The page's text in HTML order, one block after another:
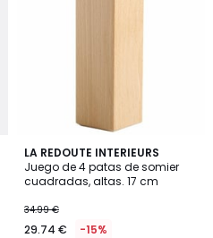
LA REDOUTE INTERIEURS
Juego de 4 patas de somier
cuadradas, altas. 17 cm
34.99 €
29.74 € -15%
4,5
/ 5
2
Colores